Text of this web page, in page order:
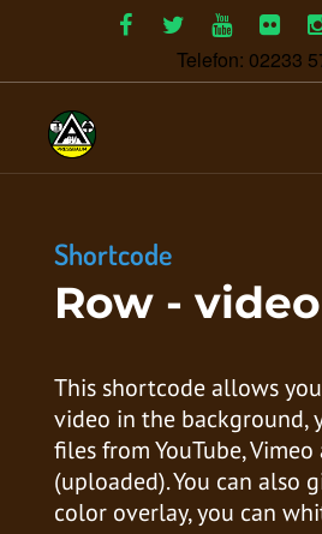
Telefon: 02233
Shortcode
Row - video
This shortcode allows
video in the background,
files from YouTube,
(uploaded). You can also
color overlay, you can